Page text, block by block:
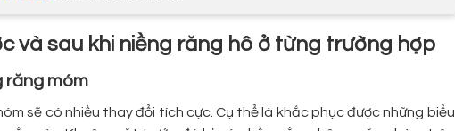
và sau khi niềng răng hô ở từng trường hợp
răng móm
sẽ có nhiều thay đổi tích cực. Cụ thể là khắc phục được những biểu